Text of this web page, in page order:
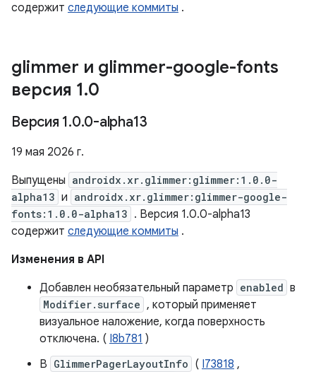
содержит следующие коммиты .
glimmer и glimmer-google-fonts
версия 1.0
Версия 1.0.0-alpha13
19 мая 2026 г.
Выпущены androidx.xr.glimmer:glimmer:1.0.0-
alpha13 и androidx.xr.glimmer:glimmer-google-
fonts:1.0.0-alpha13 . Версия 1.0.0-alpha13
содержит следующие коммиты .
Изменения в API
Добавлен необязательный параметр enabled в
Modifier.surface , который применяет
визуальное наложение, когда поверхность
отключена. ( I8b781 )
В GlimmerPagerLayoutInfo ( I73818 ,